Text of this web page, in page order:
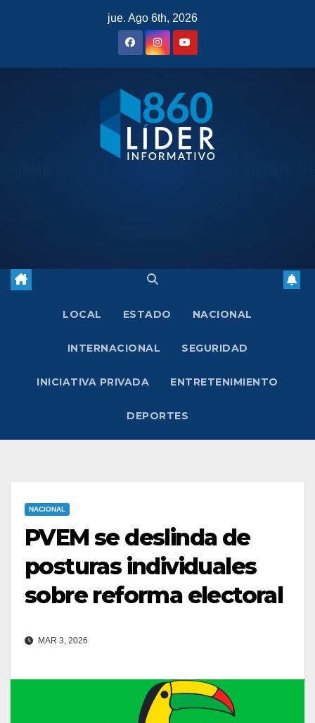
jue. Ago 6th, 2026
LOCAL ESTADO NACIONAL
INTERNACIONAL SEGURIDAD
INICIATIVA PRIVADA ENTRETENIMIENTO
DEPORTES
NACIONAL
PVEM se deslinda de
posturas individuales
sobre reforma electoral
MAR 3, 2026